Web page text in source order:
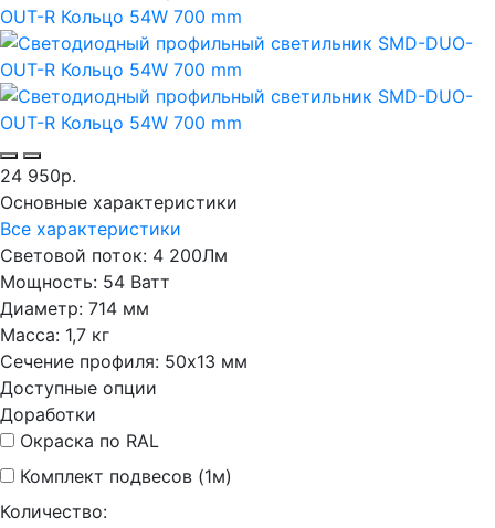
24 950р.
Основные характеристики
Все характеристики
Световой поток: 4 200Лм
Мощность: 54 Ватт
Диаметр: 714 мм
Масса: 1,7 кг
Сечение профиля: 50х13 мм
Доступные опции
Доработки
Окраска по RAL
Комплект подвесов (1м)
Количество: